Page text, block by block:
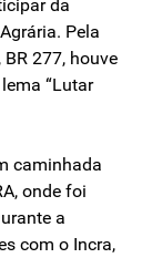
da
Pela
277, houve
“Lutar
caminhada
onde foi
a
com o Incra,